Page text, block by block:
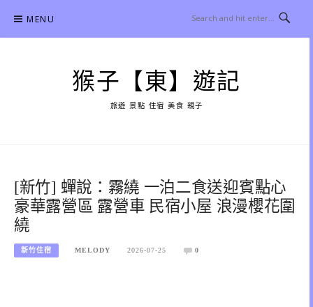
content
MENU
猴子【東】遊記
旅遊 景點 住宿 美食 親子
[新竹] 蟬說：霧繞 一泊二食送迎賓點心
豪華露營區 露營車 民宿小屋 浪漫櫻花圍
繞
新竹住宿 MELODY 2026-07-25 0